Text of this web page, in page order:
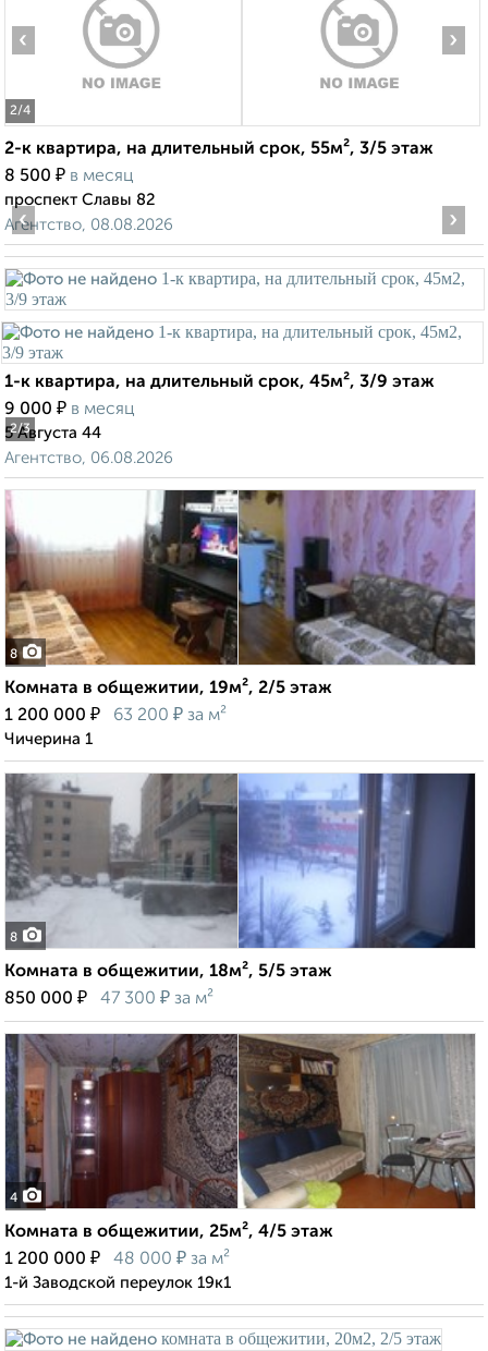
2/4
‹ ›
2-к квартира, на длительный срок, 55м², 3/5 этаж
8 500 ₽ в месяц
проспект Славы 82
Агентство, 08.08.2026
2/3
‹ ›
1-к квартира, на длительный срок, 45м², 3/9 этаж
9 000 ₽ в месяц
5 Августа 44
Агентство, 06.08.2026
8
Комната в общежитии, 19м², 2/5 этаж
1 200 000 ₽ 63 200 ₽ за м²
Чичерина 1
8
Комната в общежитии, 18м², 5/5 этаж
850 000 ₽ 47 300 ₽ за м²
4
Комната в общежитии, 25м², 4/5 этаж
1 200 000 ₽ 48 000 ₽ за м²
1-й Заводской переулок 19к1